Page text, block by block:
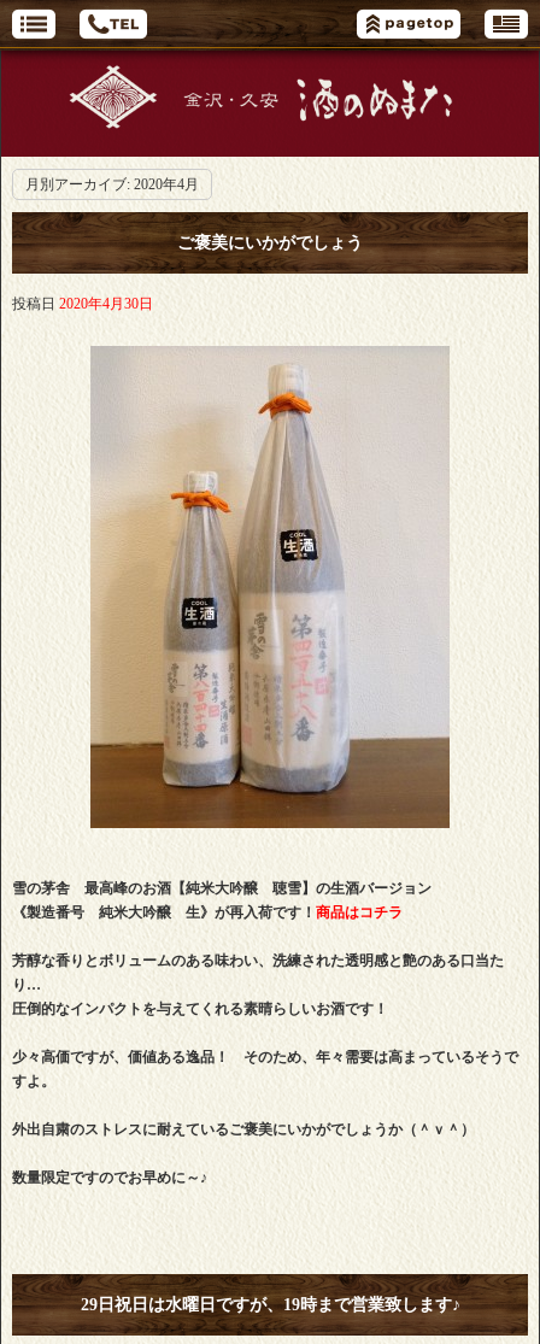
月別アーカイブ: 2020年4月
ご褒美にいかがでしょう
投稿日 2020年4月30日
雪の茅舎 最高峰のお酒【純米大吟醸 聴雪】の生酒バージョン
《製造番号 純米大吟醸 生》が再入荷です！ 商品はコチラ
芳醇な香りとボリュームのある味わい、洗練された透明感と艶のある口当た
り…
圧倒的なインパクトを与えてくれる素晴らしいお酒です！
少々高価ですが、価値ある逸品！ そのため、年々需要は高まっているそうで
すよ。
外出自粛のストレスに耐えているご褒美にいかがでしょうか（＾ｖ＾）
数量限定ですのでお早めに～♪
29日祝日は水曜日ですが、19時まで営業致します♪